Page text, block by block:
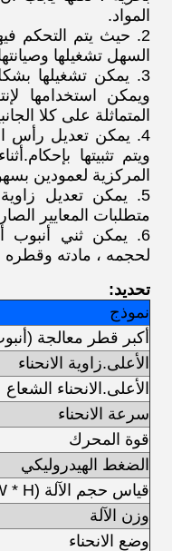
المواد.
2. حيث يتم التحكم
السهل تشغيلها
3. يمكن تشغيلها
ويمكن استخدامها
المتماثلة على كلا
4. يمكن تعديل رأس
ويتم تثبيتها
المركزية لعمودين
5. يمكن تعديل
متطلبات المعايير
6. يمكن ثني أنبوب
لحجمه ، مادته وقطره
تحديد:
نموذج
أكبر قطر معالجة
الأعلى.زاوية الانحناء
الأعلى.الانحناء الشعاع
سرعة الانحناء
قوة المحرك
الضغط الهيدروليكي
قياس حجم الآلة (L * W * H)
وزن الآلة
وضع الانحناء